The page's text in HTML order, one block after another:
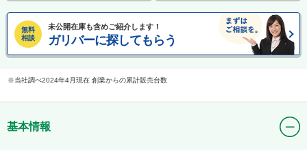
無料
相談
未公開在庫も含めご紹介します！
ガリバーに探してもらう
当社調べ2024年4月現在 創業からの累計販売台数
基本情報